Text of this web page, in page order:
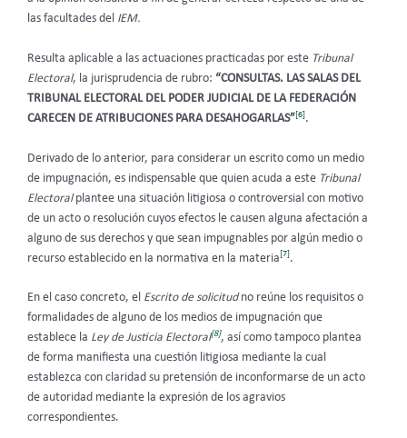
las facultades del IEM.
Resulta aplicable a las actuaciones practicadas por este Tribunal
Electoral, la jurisprudencia de rubro: “CONSULTAS. LAS SALAS DEL
TRIBUNAL ELECTORAL DEL PODER JUDICIAL DE LA FEDERACIÓN
CARECEN DE ATRIBUCIONES PARA DESAHOGARLAS”[6].
Derivado de lo anterior, para considerar un escrito como un medio
de impugnación, es indispensable que quien acuda a este Tribunal
Electoralplantee una situación litigiosa o controversial con motivo
de un acto o resolución cuyos efectos le causen alguna afectación a
alguno de sus derechos y que sean impugnables por algún medio o
recurso establecido en la normativa en la materia [7] .
En el caso concreto, el Escrito de solicitud no reúne los requisitos o
formalidades de alguno de los medios de impugnación que
establece la Ley de Justicia Electoral[8], así como tampoco plantea
de forma manifiesta una cuestión litigiosa mediante la cual
establezca con claridad su pretensión de inconformarse de un acto
de autoridad mediante la expresión de los agravios
correspondientes.